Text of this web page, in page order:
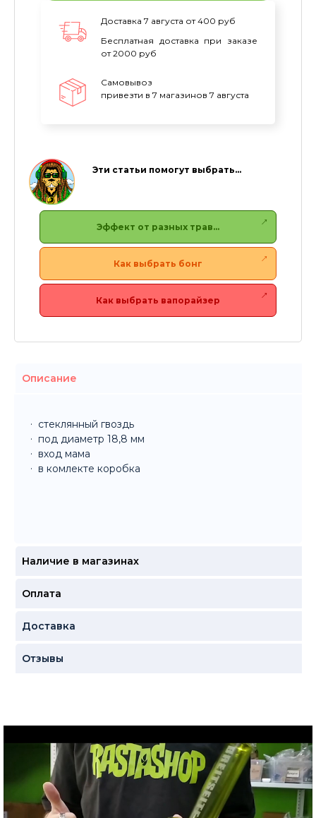
Доставка 7 августа от 400 руб
Бесплатная доставка при заказе
от 2000 руб
Самовывоз
привезти в 7 магазинов 7 августа
Эти статьи помогут выбрать…
Эффект от разных трав…
Как выбрать бонг
Как выбрать вапорайзер
Описание
стеклянный гвоздь
под диаметр 18,8 мм
вход мама
в комлекте коробка
Наличие в магазинах
Оплата
Доставка
Отзывы